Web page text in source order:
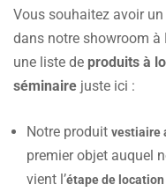
Vous souhaitez avoir
dans notre showroom à
une liste de produits à
séminaire juste ici :
Notre produit vestiaire
premier objet auquel
vient l’étape de